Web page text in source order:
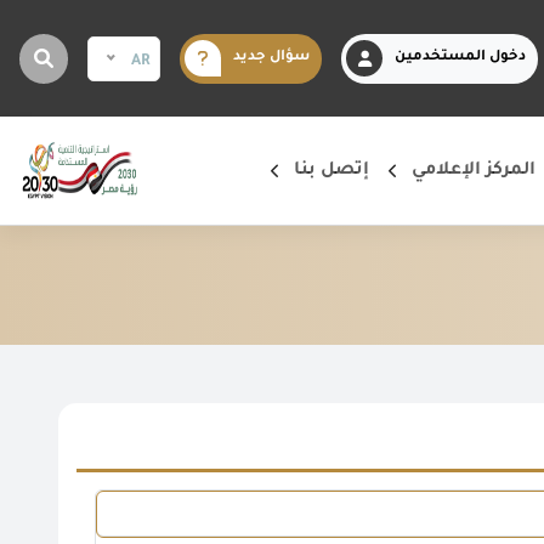
دخول المستخدمين سؤال جديد AR
المركز الإعلامي إتصل بنا